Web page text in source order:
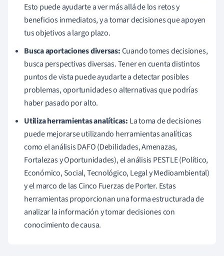
Esto puede ayudarte a ver más allá de los retos y
beneficios inmediatos, y a tomar decisiones que apoyen
tus objetivos a largo plazo.
Busca aportaciones diversas:Cuando tomes decisiones,
busca perspectivas diversas. Tener en cuenta distintos
puntos de vista puede ayudarte a detectar posibles
problemas, oportunidades o alternativas que podrías
haber pasado por alto.
Utiliza herramientas analíticas: La toma de decisiones
puede mejorarse utilizando herramientas analíticas
como el análisis DAFO (Debilidades, Amenazas,
Fortalezas y Oportunidades), el análisis PESTLE (Político,
Económico, Social, Tecnológico, Legal y Medioambiental)
y el marco de las Cinco Fuerzas de Porter. Estas
herramientas proporcionan una forma estructurada de
analizar la información y tomar decisiones con
conocimiento de causa.